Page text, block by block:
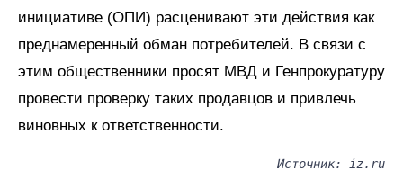
инициативе (ОПИ) расценивают эти действия как
преднамеренный обман потребителей. В связи с
этим общественники просят МВД и Генпрокуратуру
провести проверку таких продавцов и привлечь
виновных к ответственности.
Источник: iz.ru